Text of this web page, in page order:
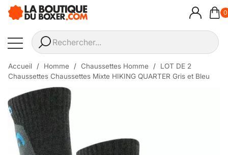
0
Accueil Homme Chaussettes Homme
LOT DE 2
Chaussettes Chaussettes Mixte HIKING QUARTER Gris et Bleu